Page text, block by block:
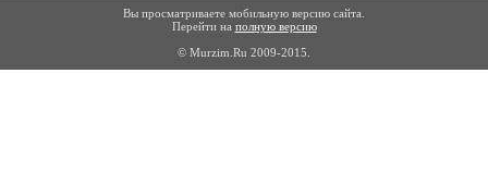
Вы просматриваете мобильную версию сайта.
Перейти на полную версию
© Murzim.Ru 2009-2015.